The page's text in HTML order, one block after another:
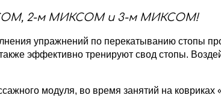
2-м МИКСОМ и 3-м МИКСОМ!
упражнений по перекатыванию стопы
эффективно тренируют свод стопы.
модуля, во время занятий на